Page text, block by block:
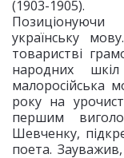
(1903-1905).
українську
товаристві
народних
малоросійська
року на
першим
Шевченку,
поета.